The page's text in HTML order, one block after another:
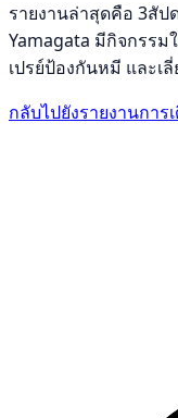
รายงานล่าสุดคือ 3สัป
Yamagata มีกิจกรร
เปรย์ป้องกันหมี และเ
กลับไปยังรายงานการ